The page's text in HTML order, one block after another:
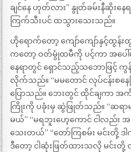
ချင်နေ ဟုတ်လား” နွုတ်ခမ်းနီဆိုးနေ
ကြက်သီးပင် ထသွားသေးသည်။
ဟိုရောက်တော့ ကျော်ကျော်နှင့်ထွန်
ကတော့ ဝတ်မွုံထမီကို ပင့်ကာ အပ
နေရာတွင် ရှောင်သည့်သဘောဖြင့်
လိုက်သည်။ “မမတောင် လုပ်ငန်းစန
ပြောသည်။ ဘေးတွင် ထိုင်ချကာ အ
ကြိုးကို ပခုံးမှ ဆွဲဖြုတ်သည်။ “ဆ
မယ်” “မရဘူးဟေ့ကောင် ငါလည်း
သေးတယ်” “တော်ကြစမ်း မင်းတို့ ဒ
ဒီတော့ ငါဆုံးဖြတ်ထားသလို မင်း